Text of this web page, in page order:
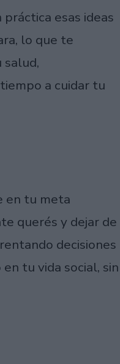
esas ideas
lo que te
a cuidar tu
en tu meta
querés y dejar de
decisiones
tu vida social, sin